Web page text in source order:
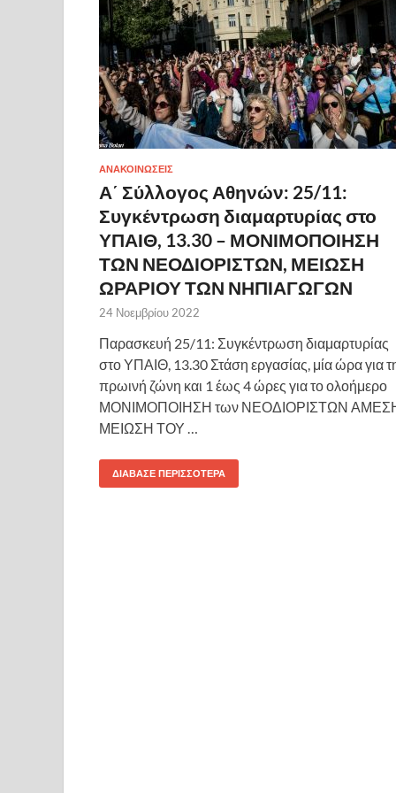
ΑΝΑΚΟΙΝΩΣΕΙΣ
Α΄ Σύλλογος Αθηνών: 25/11:
Συγκέντρωση διαμαρτυρίας στο
ΥΠΑΙΘ, 13.30 – ΜΟΝΙΜΟΠΟΙΗΣΗ
ΤΩΝ ΝΕΟΔΙΟΡΙΣΤΩΝ, ΜΕΙΩΣΗ
ΩΡΑΡΙΟΥ ΤΩΝ ΝΗΠΙΑΓΩΓΩΝ
24 Νοεμβρίου 2022
Παρασκευή 25/11: Συγκέντρωση διαμαρτυρίας
στο ΥΠΑΙΘ, 13.30 Στάση εργασίας, μία ώρα για
πρωινή ζώνη και 1 έως 4 ώρες για το ολοήμερο
ΜΟΝΙΜΟΠΟΙΗΣΗ των ΝΕΟΔΙΟΡΙΣΤΩΝ
ΜΕΙΩΣΗ ΤΟΥ …
ΔΙΆΒΑΣΕ ΠΕΡΙΣΣΌΤΕΡΑ